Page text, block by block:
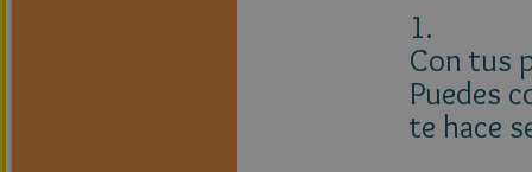
1.
Con tus
Puedes
te hace